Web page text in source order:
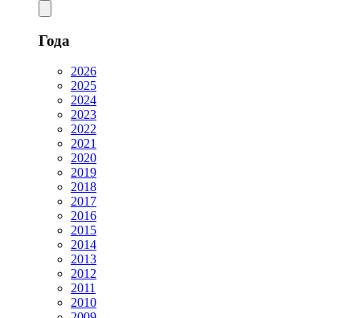
Года
2026
2025
2024
2023
2022
2021
2020
2019
2018
2017
2016
2015
2014
2013
2012
2011
2010